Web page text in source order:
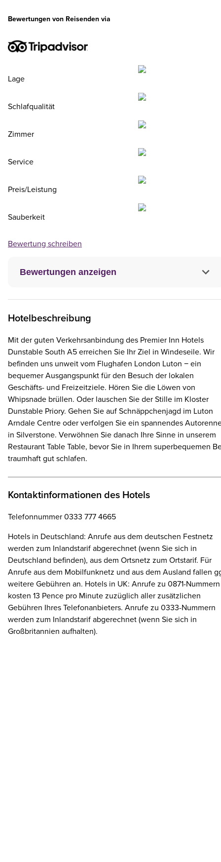
Bewertungen anzeigen
Bewertungen von Reisenden via
Lage
Schlafqualität
Zimmer
Service
Preis/Leistung
Sauberkeit
Bewertung schreiben
Hotelbeschreibung
Mit der guten Verkehrsanbindung des Premier Inn Hotels
Dunstable South A5 erreichen Sie Ihr Ziel in Windeseile. Wir
befinden uns unweit vom Flughafen London Luton − ein
bequemer Ausgangspunkt für den Besuch der lokalen
Geschäfts- und Freizeitziele. Hören Sie die Löwen von
Whipsnade brüllen. Oder lauschen Sie der Stille im Kloster
Dunstable Priory. Gehen Sie auf Schnäppchenjagd im Luton
Arndale Centre oder verfolgen Sie ein spannendes
in Silverstone. Verwöhnen Sie danach Ihre Sinne in unserem
Restaurant Table Table, bevor Sie in Ihrem superbequemen
traumhaft gut schlafen.
Kontaktinformationen des Hotels
Telefonnummer 0333 777 4665
Hotels in Deutschland: Anrufe aus dem deutschen Festnetz
werden zum Inlandstarif abgerechnet (wenn Sie sich in
Deutschland befinden), aus dem Ortsnetz zum Ortstarif. Für
Anrufe aus dem Mobilfunknetz und aus dem Ausland fallen
weitere Gebühren an. Hotels in UK: Anrufe zu 0871-Nummern
kosten 13 Pence pro Minute zuzüglich aller zusätzlichen
Gebühren Ihres Telefonanbieters. Anrufe zu 0333-Nummern
werden zum Inlandstarif abgerechnet (wenn Sie sich in
Großbritannien aufhalten).